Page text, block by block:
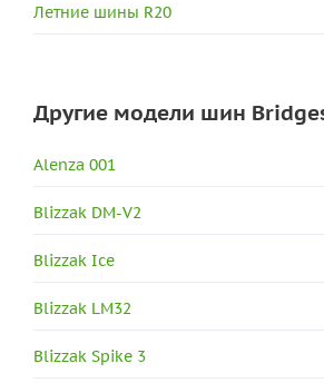
Летние шины R20
Другие модели шин
Alenza 001
Blizzak DM-V2
Blizzak Ice
Blizzak LM32
Blizzak Spike 3